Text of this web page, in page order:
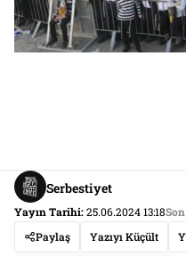
Serbestiyet
Yayın Tarihi:25.06.2024 13:18
Paylaş
Yazıyı Küçült